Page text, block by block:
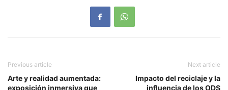
Previous article
Arte y realidad aumentada:
exposición inmersiva que
Next article
Impacto del reciclaje y la
influencia de los ODS